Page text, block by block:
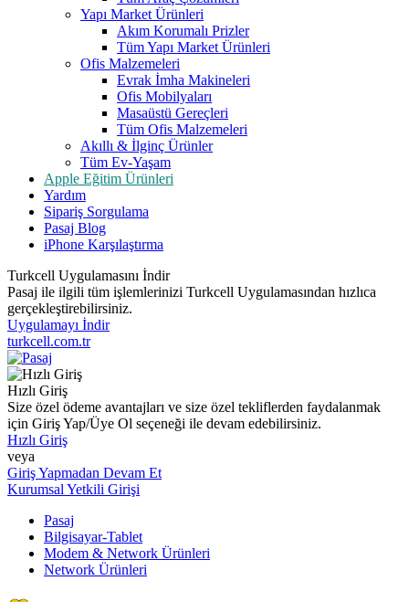
Yapı Market Ürünleri
Akım Korumalı Prizler
Tüm Yapı Market Ürünleri
Ofis Malzemeleri
Evrak İmha Makineleri
Ofis Mobilyaları
Masaüstü Gereçleri
Tüm Ofis Malzemeleri
Akıllı & İlginç Ürünler
Tüm Ev-Yaşam
Apple Eğitim Ürünleri
Yardım
Sipariş Sorgulama
Pasaj Blog
iPhone Karşılaştırma
Turkcell Uygulamasını İndir
Pasaj ile ilgili tüm işlemlerinizi Turkcell Uygulamasından hızlıca
gerçekleştirebilirsiniz.
Uygulamayı İndir
turkcell.com.tr
Hızlı Giriş
Size özel ödeme avantajları ve size özel tekliflerden faydalanmak
için Giriş Yap/Üye Ol seçeneği ile devam edebilirsiniz.
Hızlı Giriş
veya
Giriş Yapmadan Devam Et
Kurumsal Yetkili Girişi
Pasaj
Bilgisayar-Tablet
Modem & Network Ürünleri
Network Ürünleri